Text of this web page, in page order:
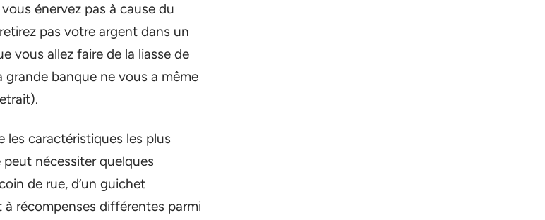
énervez pas à cause du
pas votre argent dans un
vous allez faire de la liasse de
grande banque ne vous a même
les caractéristiques les plus
nécessiter quelques
de rue, d’un guichet
récompenses différentes parmi